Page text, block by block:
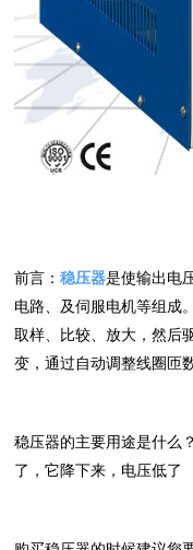
前言：稳压器是使输出电
电路、及伺服电机等组成
取样、比较、放大，然后
变，通过自动调整线圈匝
稳压器的主要用途是什么
了，它降下来，电压低了